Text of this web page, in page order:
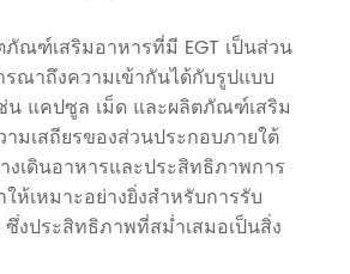
ณฑ์เสริมอาหารที่มี EGT เป็นส่วน
ณาถึงความเข้ากันได้กับรูปแบบ
น แคปซูล เม็ด และผลิตภัณฑ์เสริม
มเสถียรของส่วนประกอบภายใต้
งเดินอาหารและประสิทธิภาพการ
ห้เหมาะอย่างยิ่งสำหรับการรับ
งประสิทธิภาพที่สม่ำเสมอเป็นสิ่ง